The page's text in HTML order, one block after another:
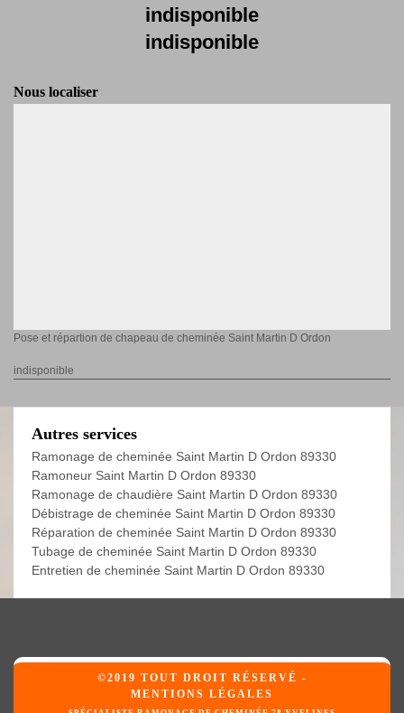
indisponible
indisponible
Nous localiser
Pose et répartion de chapeau de cheminée Saint Martin D Ordon
indisponible
Autres services
Ramonage de cheminée Saint Martin D Ordon 89330
Ramoneur Saint Martin D Ordon 89330
Ramonage de chaudière Saint Martin D Ordon 89330
Débistrage de cheminée Saint Martin D Ordon 89330
Réparation de cheminée Saint Martin D Ordon 89330
Tubage de cheminée Saint Martin D Ordon 89330
Entretien de cheminée Saint Martin D Ordon 89330
©2019 TOUT DROIT RÉSERVÉ -
MENTIONS LÉGALES